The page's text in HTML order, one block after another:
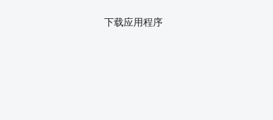
下载应用程序